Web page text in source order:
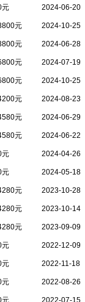
元 2024-06-20
元 2024-10-25
元 2024-06-28
元 2024-07-19
元 2024-10-25
元 2024-08-23
元 2024-06-29
元 2024-06-22
元 2024-04-26
元 2024-05-18
元 2023-10-28
元 2023-10-14
元 2023-09-09
元 2022-12-09
元 2022-11-18
元 2022-08-26
元 2022-07-15